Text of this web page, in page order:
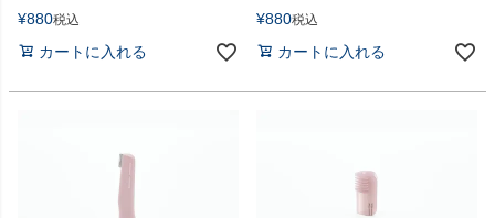
¥880税込
カートに入れる
¥880税込
カートに入れる